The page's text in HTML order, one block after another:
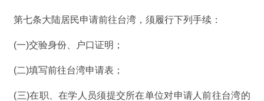
第七条大陆居民申请前往台湾，须履行下列手续：
(一)交验身份、户口证明；
(二)填写前往台湾申请表；
(三)在职、在学人员须提交所在单位对申请人前往台湾的